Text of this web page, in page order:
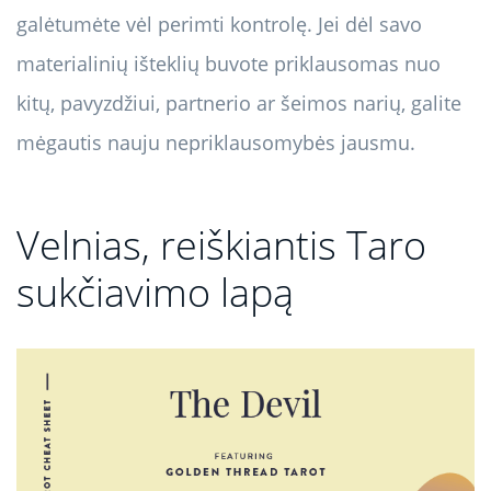
galėtumėte vėl perimti kontrolę. Jei dėl savo
materialinių išteklių buvote priklausomas nuo
kitų, pavyzdžiui, partnerio ar šeimos narių, galite
mėgautis nauju nepriklausomybės jausmu.
Velnias, reiškiantis Taro
sukčiavimo lapą